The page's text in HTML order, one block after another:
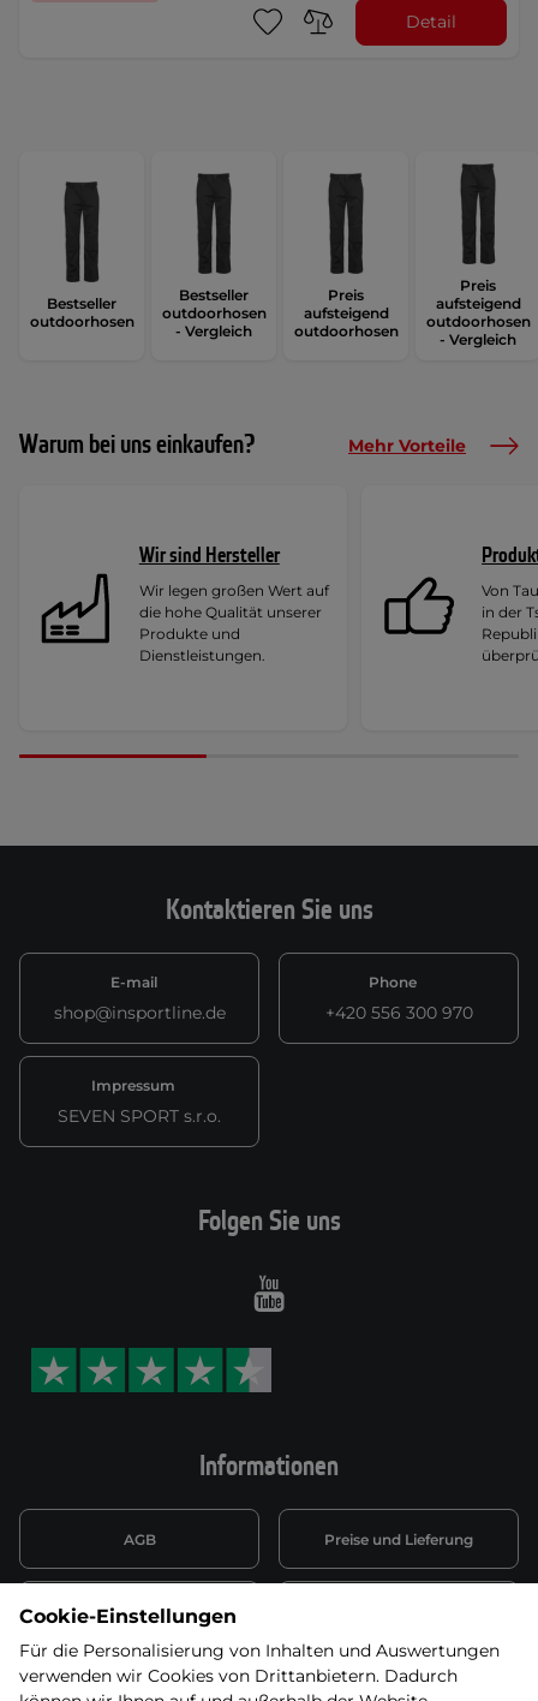
Detail
Bestseller
outdoorhosen
Bestseller
outdoorhosen
- Vergleich
Preis
aufsteigend
outdoorhosen
Preis
aufsteigend
outdoorhosen
- Vergleich
Warum bei uns einkaufen? Mehr Vorteile
Wir sind Hersteller
Wir legen großen Wert auf
die hohe Qualität unserer
Produkte und
Dienstleistungen.
Von
in der
Kontaktieren Sie uns
E-mail
shop@insportline.de
Phone
+420 556 300 970
Impressum
SEVEN SPORT s.r.o.
Informationen
AGB Preise und Lieferung
Datenschutzerklärung
Wiederufsbelehrung mit Link
zum Formular
Batterieentsorgung
Folgen Sie uns
Youtube
Cookie-Einstellungen
Für die Personalisierung von Inhalten und Auswertungen
verwenden wir Cookies von Drittanbietern. Dadurch